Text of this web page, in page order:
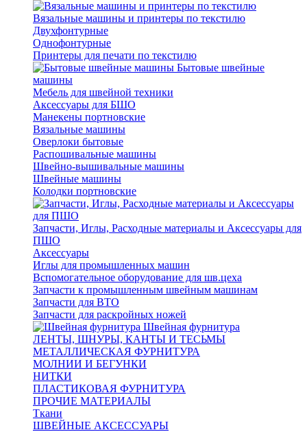
Вязальные машины и принтеры по текстилю
Двухфонтурные
Однофонтурные
Принтеры для печати по текстилю
Бытовые швейные
машины
Мебель для швейной техники
Аксессуары для БШО
Манекены портновские
Вязальные машины
Оверлоки бытовые
Распошивальные машины
Швейно-вышивальные машины
Швейные машины
Колодки портновские
Запчасти, Иглы, Расходные материалы и Аксессуары для
ПШО
Аксессуары
Иглы для промышленных машин
Вспомогательное оборудование для шв.цеха
Запчасти к промышленным швейным машинам
Запчасти для ВТО
Запчасти для раскройных ножей
Швейная фурнитура
ЛЕНТЫ, ШНУРЫ, КАНТЫ И ТЕСЬМЫ
МЕТАЛЛИЧЕСКАЯ ФУРНИТУРА
МОЛНИИ И БЕГУНКИ
НИТКИ
ПЛАСТИКОВАЯ ФУРНИТУРА
ПРОЧИЕ МАТЕРИАЛЫ
Ткани
ШВЕЙНЫЕ АКСЕССУАРЫ